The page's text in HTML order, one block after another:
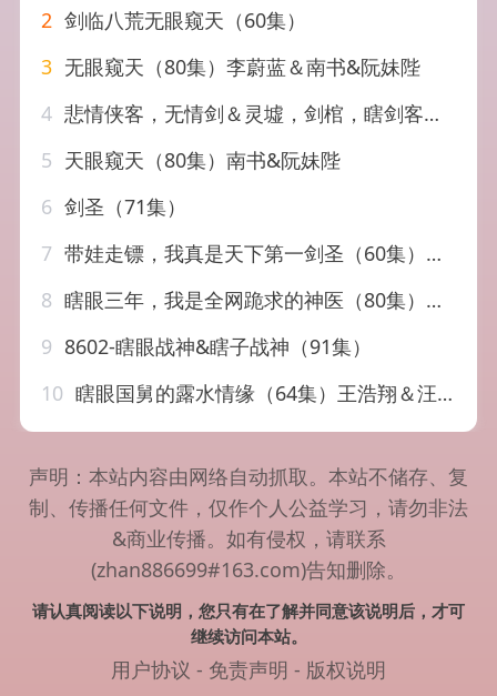
2 剑临八荒无眼窥天（60集）
3 无眼窥天（80集）李蔚蓝＆南书&阮妹陛
4 悲情侠客，无情剑＆灵墟，剑棺，瞎剑客＆背剑之人＆瞎子背剑，无眼窥天＆盲侠执剑走江湖（123集）
5 天眼窥天（80集）南书&阮妹陛
6 剑圣（71集）
7 带娃走镖，我真是天下第一剑圣（60集）魏嘉＆李致逸
8 瞎眼三年，我是全网跪求的神医（80集）周九巢&雷小米
9 8602-瞎眼战神&瞎子战神（91集）
10 瞎眼国舅的露水情缘（64集）王浩翔＆汪海敏&董雨霏
声明：本站内容由网络自动抓取。本站不储存、复
制、传播任何文件，仅作个人公益学习，请勿非法
&商业传播。如有侵权，请联系
(zhan886699#163.com)告知删除。
请认真阅读以下说明，您只有在了解并同意该说明后，才可
继续访问本站。
用户协议 - 免责声明 - 版权说明